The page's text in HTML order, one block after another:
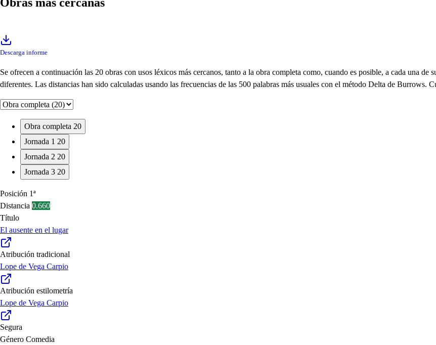
Descarga informe
Se ofrecen a continuación las 20 obras con usos léxicos más cercanos, tanto a la obra completa como, cuando es posible, a cada una
diferentes. Las distancias han sido calculadas usando las frecuencias de las 500 palabras más usuales con el método Delta de Burrows.
Obra completa 20
Jornada 1 20
Jornada 2 20
Jornada 3 20
Posición 1ª
Distancia 0.660
Título
El ausente en el lugar
Atribución tradicional
Lope de Vega Carpio
Atribución estilometría
Lope de Vega Carpio
Segura
Género Comedia